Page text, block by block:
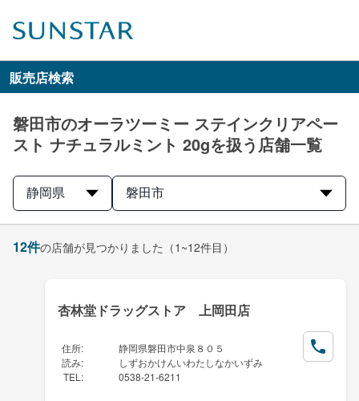
販売店検索
磐田市のオーラツーミー ステインクリアペー
スト ナチュラルミント 20gを扱う店舗一覧
静岡県 磐田市
12件の店舗が見つかりました （1~12件目）
杏林堂ドラッグストア 上岡田店
住所:
静岡県磐田市中泉８０５
読み:
しずおかけんいわたしなかいずみ
TEL : 0538-21-6211